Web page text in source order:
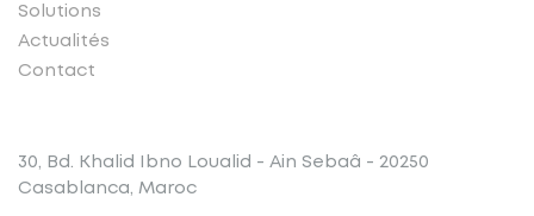
Solutions
Actualités
Contact
30, Bd. Khalid Ibno Loualid - Ain Sebaâ - 20250
Casablanca, Maroc